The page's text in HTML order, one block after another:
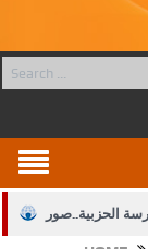
الحزبية..صور